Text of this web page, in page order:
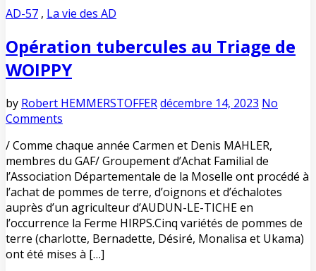
AD-57 , La vie des AD
Opération tubercules au Triage de
WOIPPY
by Robert HEMMERSTOFFERdécembre 14, 2023 No
Comments
/ Comme chaque année Carmen et Denis MAHLER,
membres du GAF/ Groupement d’Achat Familial de
l’Association Départementale de la Moselle ont procédé à
l’achat de pommes de terre, d’oignons et d’échalotes
auprès d’un agriculteur d’AUDUN-LE-TICHE en
l’occurrence la Ferme HIRPS.Cinq variétés de pommes de
terre (charlotte, Bernadette, Désiré, Monalisa et Ukama)
ont été mises à […]